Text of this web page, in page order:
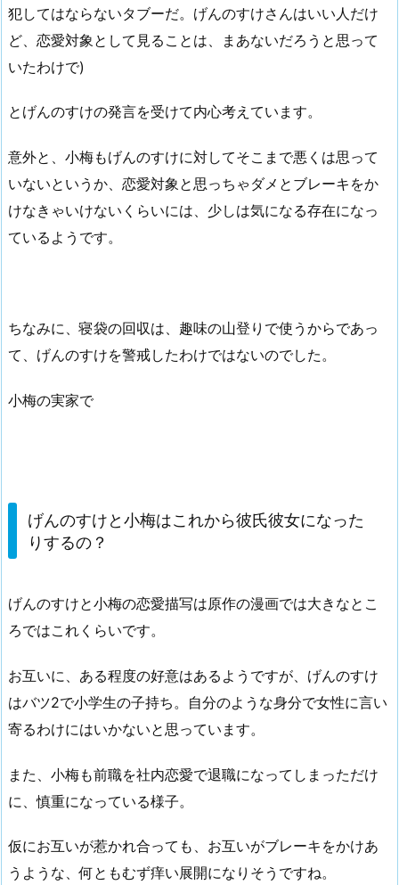
犯してはならないタブーだ。げんのすけさんはいい人だけ
ど、恋愛対象として見ることは、まあないだろうと思って
いたわけで)
とげんのすけの発言を受けて内心考えています。
意外と、小梅もげんのすけに対してそこまで悪くは思って
いないというか、恋愛対象と思っちゃダメとブレーキをか
けなきゃいけないくらいには、少しは気になる存在になっ
ているようです。
ちなみに、寝袋の回収は、趣味の山登りで使うからであっ
て、げんのすけを警戒したわけではないのでした。
小梅の実家で
げんのすけと小梅はこれから彼氏彼女になった
りするの？
げんのすけと小梅の恋愛描写は原作の漫画では大きなとこ
ろではこれくらいです。
お互いに、ある程度の好意はあるようですが、げんのすけ
はバツ2で小学生の子持ち。自分のような身分で女性に言い
寄るわけにはいかないと思っています。
また、小梅も前職を社内恋愛で退職になってしまっただけ
に、慎重になっている様子。
仮にお互いが惹かれ合っても、お互いがブレーキをかけあ
うような、何ともむず痒い展開になりそうですね。